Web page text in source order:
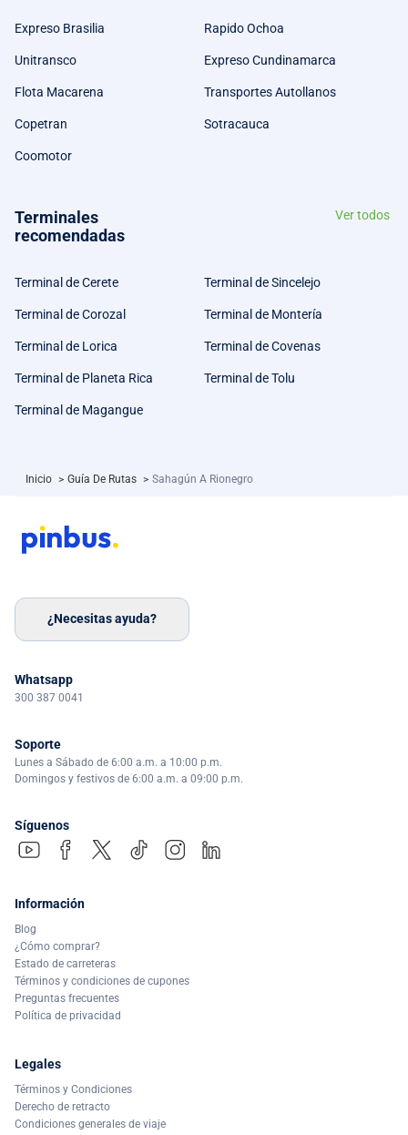
Expreso Brasilia Rapido Ochoa
Unitransco Expreso Cundinamarca
Flota Macarena Transportes Autollanos
Copetran Sotracauca
Coomotor
Terminales
recomendadas
Ver todos
Terminal de Cerete Terminal de Sincelejo
Terminal de Corozal Terminal de Montería
Terminal de Lorica Terminal de Covenas
Terminal de Planeta Rica Terminal de Tolu
Terminal de Magangue
Inicio > Guía De Rutas > Sahagún A Rionegro
¿Necesitas ayuda?
Whatsapp
300 387 0041
Soporte
Lunes a Sábado de 6:00 a.m. a 10:00 p.m.
Domingos y festivos de 6:00 a.m. a 09:00 p.m.
Síguenos
Información
Blog
¿Cómo comprar?
Estado de carreteras
Términos y condiciones de cupones
Preguntas frecuentes
Política de privacidad
Legales
Términos y Condiciones
Derecho de retracto
Condiciones generales de viaje